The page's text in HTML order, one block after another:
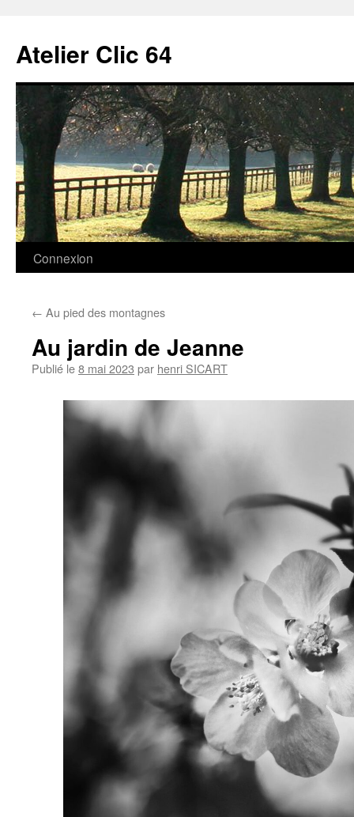
contenu
Atelier Clic 64
Connexion
← Au pied des montagnes
Au jardin de Jeanne
Publié le8 mai 2023 par henri SICART